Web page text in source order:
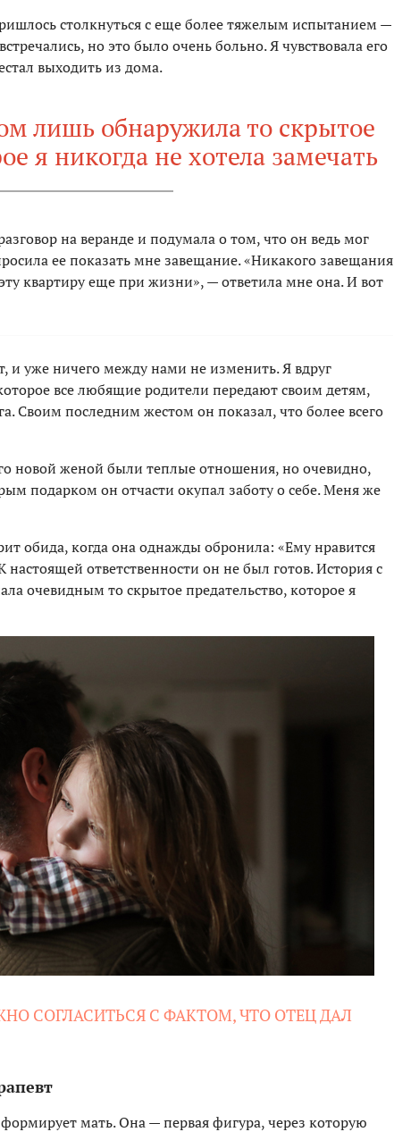
столкнуться с еще более тяжелым испытанием —
но это было очень больно. Я чувствовала его
выходить из дома.
лишь обнаружила то скрытое
я никогда не хотела замечать
на веранде и подумала о том, что он ведь мог
ее показать мне завещание. «Никакого завещания
квартиру еще при жизни», — ответила мне она. И вот
и уже ничего между нами не изменить. Я вдруг
все любящие родители передают своим детям,
Своим последним жестом он показал, что более всего
новой женой были теплые отношения, но очевидно,
подарком он отчасти окупал заботу о себе. Меня же
обида, когда она однажды обронила: «Ему нравится
настоящей ответственности он не был готов. История с
очевидным то скрытое предательство, которое я
СОГЛАСИТЬСЯ С ФАКТОМ, ЧТО ОТЕЦ ДАЛ
мать. Она — первая фигура, через которую